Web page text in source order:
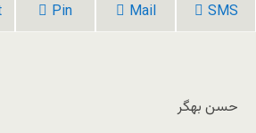
Pin Mail SMS
حسن بهگر